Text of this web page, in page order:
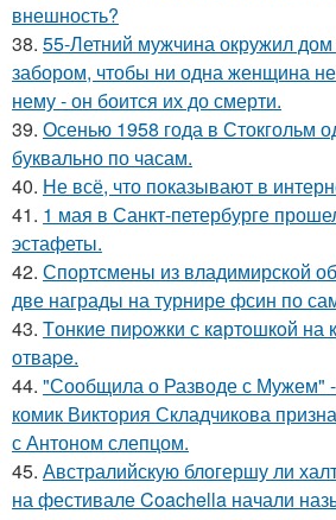
внешность?
38. 55-Летний мужчина окружил
забором, чтобы ни одна женщина
нему - он боится их до смерти.
39. Осенью 1958 года в Стокгольм
буквально по часам.
40. Не всё, что показывают в
41. 1 мая в Санкт-петербурге
эстафеты.
42. Спортсмены из владимирской
две награды на турнире фсин по
43. Tонкие пиpoжки с кaртoшкoй на
отваpe.
44. "Сообщила о Разводе с Мужем" -
комик Виктория Складчикова
с Антоном слепцом.
45. Австралийскую блогершу ли
на фестивале Coachella начали